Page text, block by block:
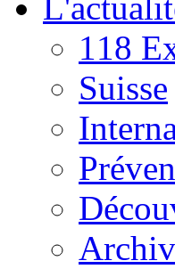
118
Suisse